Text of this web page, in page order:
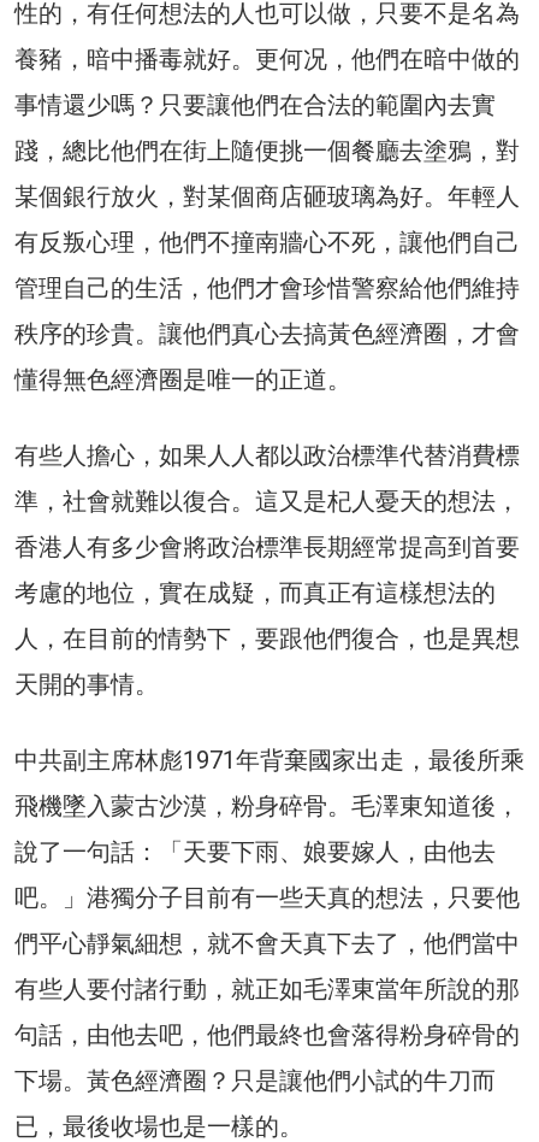
性的，有任何想法的人也可以做，只要不是名為
養豬，暗中播毒就好。更何况，他們在暗中做的
事情還少嗎？只要讓他們在合法的範圍內去實
踐，總比他們在街上隨便挑一個餐廳去塗鴉，對
某個銀行放火，對某個商店砸玻璃為好。年輕人
有反叛心理，他們不撞南牆心不死，讓他們自己
管理自己的生活，他們才會珍惜警察給他們維持
秩序的珍貴。讓他們真心去搞黃色經濟圈，才會
懂得無色經濟圈是唯一的正道。
有些人擔心，如果人人都以政治標準代替消費標
準，社會就難以復合。這又是杞人憂天的想法，
香港人有多少會將政治標準長期經常提高到首要
考慮的地位，實在成疑，而真正有這樣想法的
人，在目前的情勢下，要跟他們復合，也是異想
天開的事情。
中共副主席林彪1971年背棄國家出走，最後所乘
飛機墜入蒙古沙漠，粉身碎骨。毛澤東知道後，
說了一句話：「天要下雨、娘要嫁人，由他去
吧。」港獨分子目前有一些天真的想法，只要他
們平心靜氣細想，就不會天真下去了，他們當中
有些人要付諸行動，就正如毛澤東當年所說的那
句話，由他去吧，他們最終也會落得粉身碎骨的
下場。黃色經濟圈？只是讓他們小試的牛刀而
已，最後收場也是一樣的。